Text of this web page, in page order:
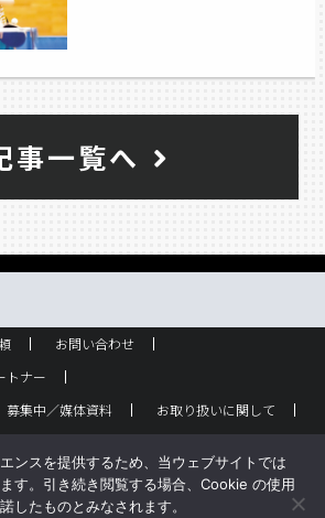
事一覧へ
お問い合わせ
トナー
募集中／媒体資料
お取り扱いに関して
サイトポリシー
ンスを提供するため、当ウェブサイトでは
す。引き続き閲覧する場合、Cookie の使用
したものとみなされます。